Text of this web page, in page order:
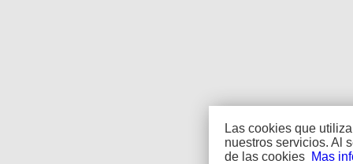
Las cookies que
nuestros servicios. Al
de las cookies
Mas